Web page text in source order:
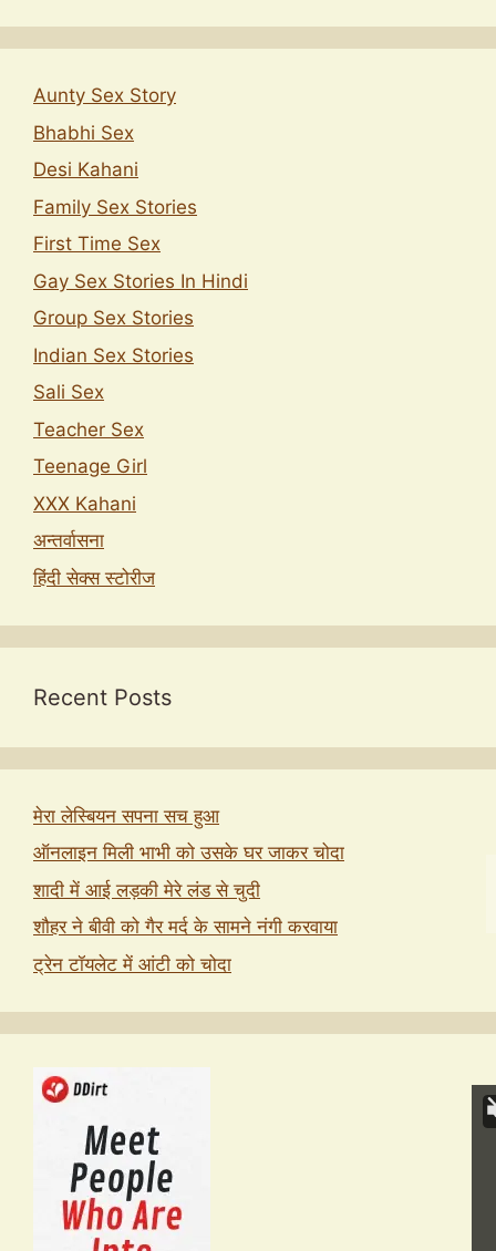
Aunty Sex Story
Bhabhi Sex
Desi Kahani
Family Sex Stories
First Time Sex
Gay Sex Stories In Hindi
Group Sex Stories
Indian Sex Stories
Sali Sex
Teacher Sex
Teenage Girl
XXX Kahani
अन्तर्वासना
हिंदी सेक्स स्टोरीज
Recent Posts
मेरा लेस्बियन सपना सच हुआ
ऑनलाइन मिली भाभी को उसके घर जाकर चोदा
शादी में आई लड़की मेरे लंड से चुदी
शौहर ने बीवी को गैर मर्द के सामने नंगी करवाया
ट्रेन टॉयलेट में आंटी को चोदा